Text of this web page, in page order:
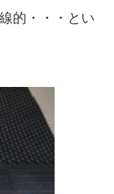
的・・・とい